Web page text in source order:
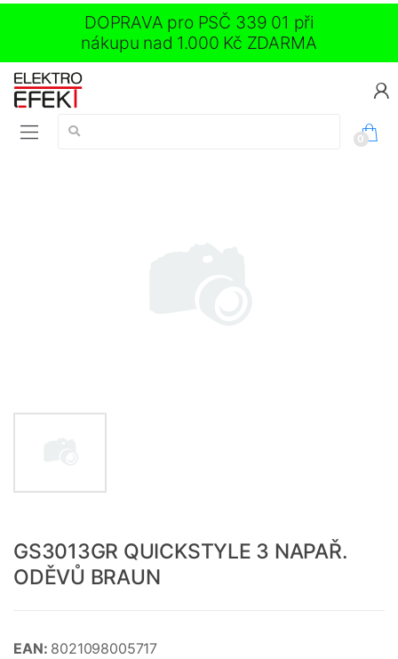
DOPRAVA pro PSČ 339 01 při
nákupu nad 1.000 Kč ZDARMA
Vyhledávání:
0
GS3013GR QUICKSTYLE 3 NAPAŘ.
ODĚVŮ BRAUN
EAN: 8021098005717